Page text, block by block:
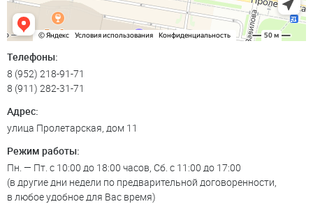
Телефоны:
8 (952) 218-91-71
8 (911) 282-31-71
Адрес:
улица Пролетарская, дом 11
Режим работы:
Пн. — Пт. с 10:00 до 18:00 часов, Сб. с 11:00 до 17:00
(в другие дни недели по предварительной договоренности,
в любое удобное для Вас время)